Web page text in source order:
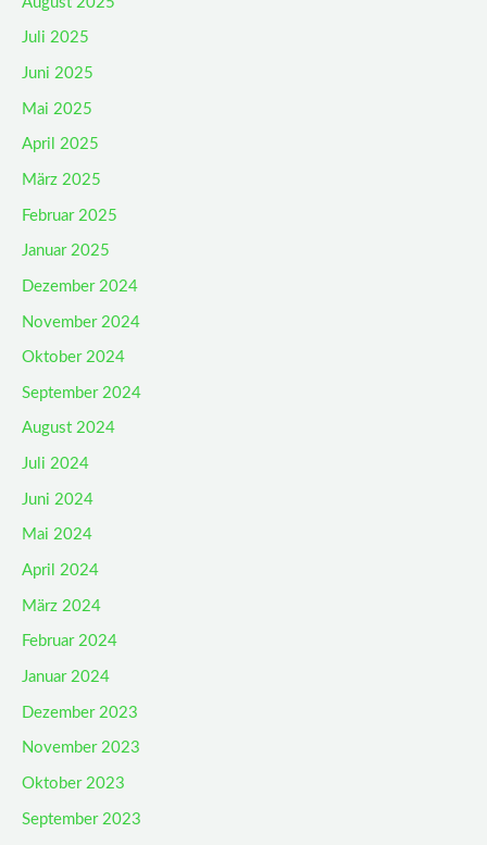
Juli 2025
Juni 2025
Mai 2025
April 2025
März 2025
Februar 2025
Januar 2025
Dezember 2024
November 2024
Oktober 2024
September 2024
August 2024
Juli 2024
Juni 2024
Mai 2024
April 2024
März 2024
Februar 2024
Januar 2024
Dezember 2023
November 2023
Oktober 2023
September 2023